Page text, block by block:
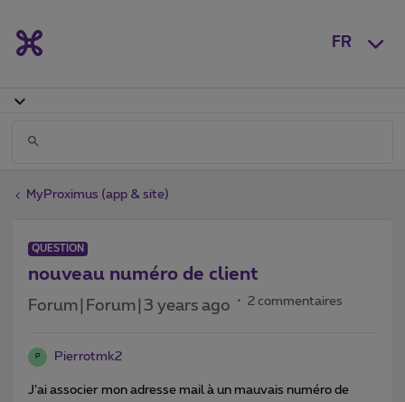
FR
MyProximus (app & site)
QUESTION
nouveau numéro de client
Forum|Forum|3 years ago 2 commentaires
P Pierrotmk2
J’ai associer mon adresse mail à un mauvais numéro de